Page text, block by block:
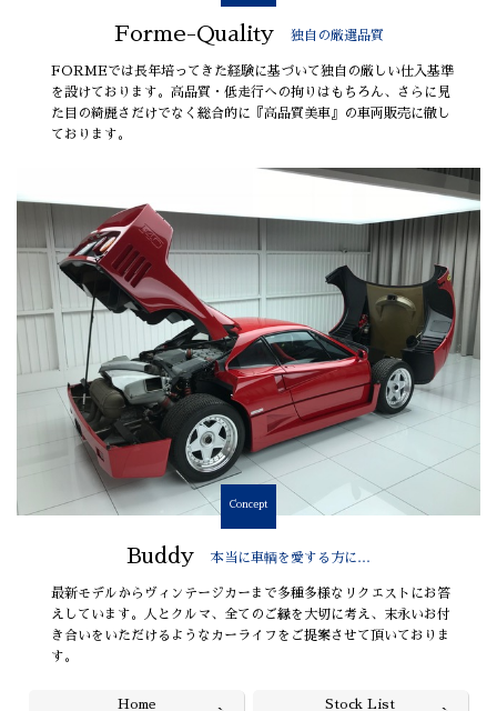
Forme-Quality 独自の厳選品質
FORMEでは長年培ってきた経験に基づいて独自の厳しい仕入基準
を設けております。高品質・低走行への拘りはもちろん、さらに見
た目の綺麗さだけでなく総合的に『高品質美車』の車両販売に徹し
ております。
Concept
Buddy 本当に車輌を愛する方に…
最新モデルからヴィンテージカーまで多種多様なリクエストにお答
えしています。人とクルマ、全てのご縁を大切に考え、末永いお付
き合いをいただけるようなカーライフをご提案させて頂いておりま
す。
Home Stock List